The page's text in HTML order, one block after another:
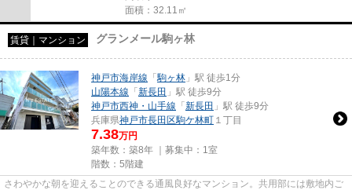
面積：32.11㎡
賃貸｜マンション グランメール駒ヶ林
神戸市海岸線 「駒ヶ林 」駅 徒歩1分
山陽本線 「 新長田 」駅 徒歩9分
神戸市西神・山手線 「 新長田 」駅 徒歩9分
兵庫県神戸市長田区駒ケ林町 １丁目
7.38万円
築年数：築8年 ｜募集中： 1室
階数：5階建
さわやかな朝を迎えることのできる通風良好なマンション。共用部には敷地内ご